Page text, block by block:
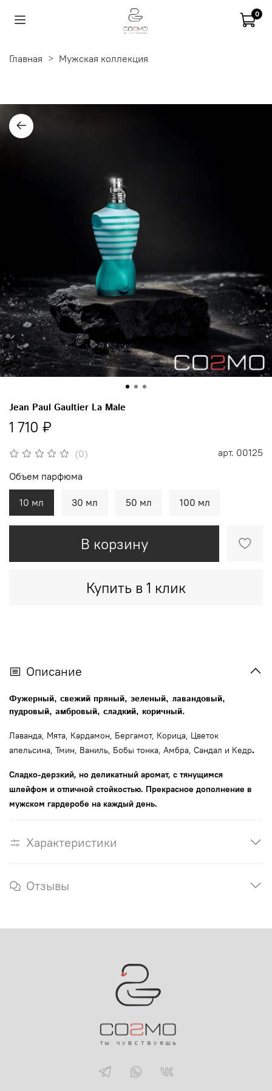
0
Главная Мужская коллекция
(0) арт. 00125
Jean Paul Gaultier La Male
1 710 ₽
В корзину
Купить в 1 клик
Объем парфюма
10 мл 30 мл 50 мл 100 мл
Описание
Фужерный, свежий пряный, зеленый, лавандовый,
пудровый, амбровый, сладкий, коричный.
Лаванда, Мята, Кардамон, Бергамот, Корица, Цветок
апельсина, Тмин, Ваниль, Бобы тонка, Амбра, Сандал и Кедр.
Сладко-дерзкий, но деликатный аромат, с тянущимся
шлейфом и отличной стойкостью. Прекрасное дополнение в
мужском гардеробе на каждый день.
Характеристики
Отзывы